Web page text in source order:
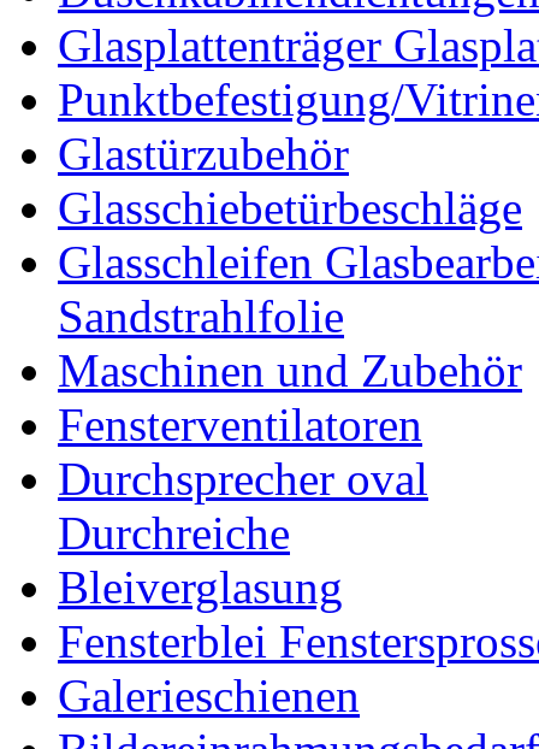
Glasplattenträger
Punktbefestigung/
Glastürzubehör
Glasschiebetürbeschläge
Glasschleifen
Sandstrahlfolie
Maschinen und Zubehör
Fensterventilatoren
Durchsprecher oval
Durchreiche
Bleiverglasung
Fensterblei
Galerieschienen